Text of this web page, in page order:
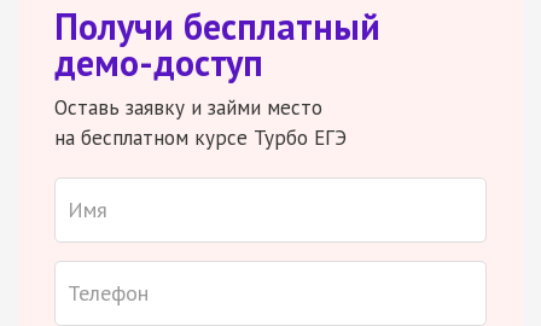
Получи бесплатный
демо-доступ
Оставь заявку и займи место
на бесплатном курсе Турбо ЕГЭ